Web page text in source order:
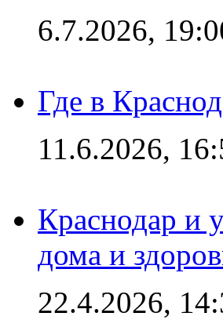
6.7.2026,
Где в
11.6.2026,
Краснодар и
дома и
22.4.2026,